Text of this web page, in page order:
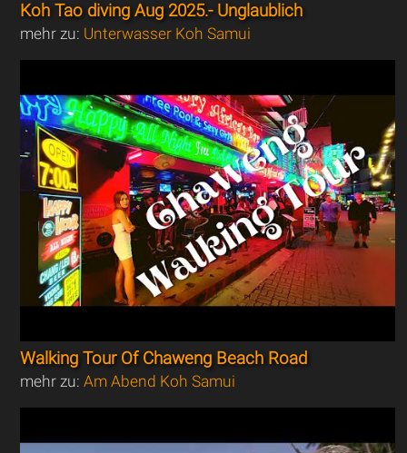
Koh Tao diving Aug 2025.- Unglaublich
mehr zu: Unterwasser Koh Samui
Walking Tour Of Chaweng Beach Road
mehr zu:Am Abend Koh Samui